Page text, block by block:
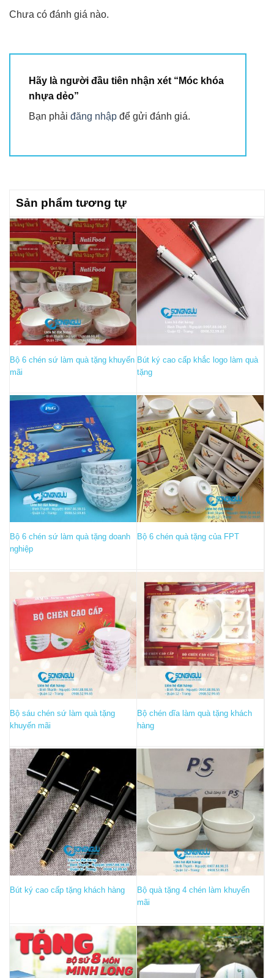
Chưa có đánh giá nào.
Hãy là người đầu tiên nhận xét “Móc khóa
nhựa dẻo”
Bạn phải đăng nhập để gửi đánh giá.
Sản phẩm tương tự
Bộ 6 chén sứ làm quà tặng khuyến
mãi
Bút ký cao cấp khắc logo làm quà
tặng
Bộ 6 chén sứ làm quà tặng doanh
nghiệp
Bộ 6 chén quà tặng của FPT
Bộ sáu chén sứ làm quà tặng
khuyến mãi
Bộ chén dĩa làm quà tặng khách
hàng
Bút ký cao cấp tặng khách hàng
Bộ quà tặng 4 chén làm khuyến
mãi